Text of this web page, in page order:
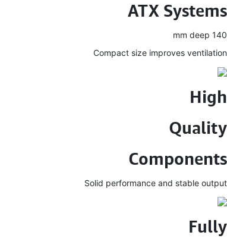
ATX Systems
140 mm deep
Compact size improves ventilation
High
Quality
Components
Solid performance and stable output
Fully